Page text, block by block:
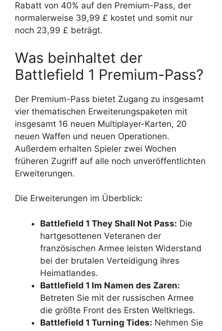
Rabatt von 40% auf den Premium-Pass, der
normalerweise 39,99 £ kostet und somit nur
noch 23,99 £ beträgt.
Was beinhaltet der
Battlefield 1 Premium-Pass?
Der Premium-Pass bietet Zugang zu insgesamt
vier thematischen Erweiterungspaketen mit
insgesamt 16 neuen Multiplayer-Karten, 20
neuen Waffen und neuen Operationen.
Außerdem erhalten Spieler zwei Wochen
früheren Zugriff auf alle noch unveröffentlichten
Erweiterungen.
Die Erweiterungen im Überblick:
Battlefield 1 They Shall Not Pass: Die
hartgesottenen Veteranen der
französischen Armee leisten Widerstand
bei der brutalen Verteidigung ihres
Heimatlandes.
Battlefield 1 Im Namen des Zaren:
Betreten Sie mit der russischen Armee
die größte Front des Ersten Weltkriegs.
Battlefield 1 Turning Tides: Nehmen Sie